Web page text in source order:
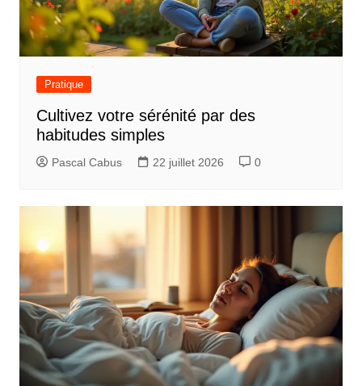
Pratique
Cultivez votre sérénité par des
habitudes simples
Pascal Cabus 22 juillet 2026 0